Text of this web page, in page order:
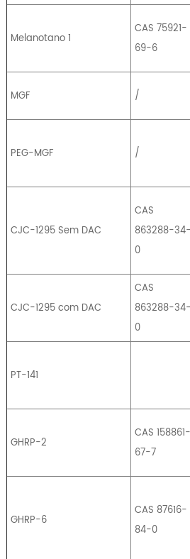
Melanotano 1
CAS 75921-
69-6
MGF /
PEG-MGF /
CJC-1295 Sem DAC
CAS
863288-34-
0
CJC-1295 com DAC
CAS
863288-34-
0
PT-141
GHRP-2
CAS 158861-
67-7
GHRP-6
CAS 87616-
84-0